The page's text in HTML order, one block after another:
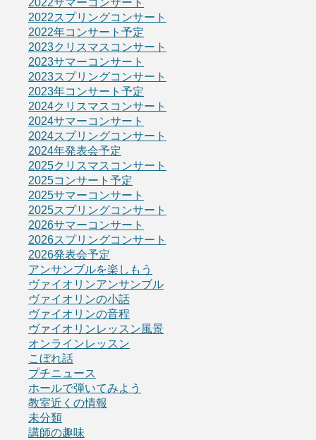
2022スプリングコンサート
2022年コンサート予定
2023クリスマスコンサート
2023サマーコンサート
2023スプリングコンサート
2023年コンサート予定
2024クリスマスコンサート
2024サマーコンサート
2024スプリングコンサート
2024年発表会予定
2025クリスマスコンサート
2025コンサート予定
2025サマーコンサート
2025スプリングコンサート
2026サマーコンサート
2026スプリングコンサート
2026発表会予定
アンサンブルを楽しもう
ヴァイオリンアンサンブル
ヴァイオリンの小話
ヴァイオリンの音程
ヴァイオリンレッスン風景
オンラインレッスン
こぼれ話
プチニュース
ホールで弾いてみよう
教室近くの情報
未分類
講師の趣味